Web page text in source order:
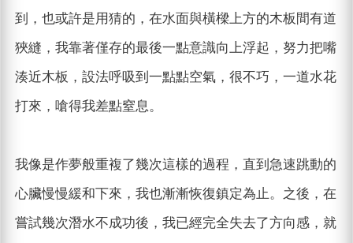
到，也或許是用猜的，在水面與橫樑上方的木板間有道
狹縫，我靠著僅存的最後一點意識向上浮起，努力把嘴
湊近木板，設法呼吸到一點點空氣，很不巧，一道水花
打來，嗆得我差點窒息。
我像是作夢般重複了幾次這樣的過程，直到急速跳動的
心臟慢慢緩和下來，我也漸漸恢復鎮定為止。之後，在
嘗試幾次潛水不成功後，我已經完全失去了方向感，就